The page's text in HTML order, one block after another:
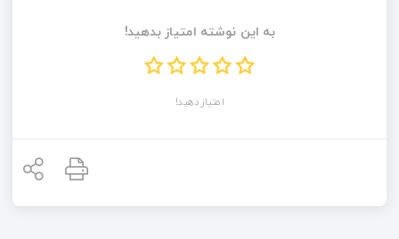
به این نوشته امتیاز بدهید!
امتیاز دهید!